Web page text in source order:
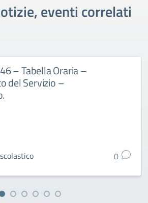
eventi correlati
– Tabella Oraria –
del Servizio –
0